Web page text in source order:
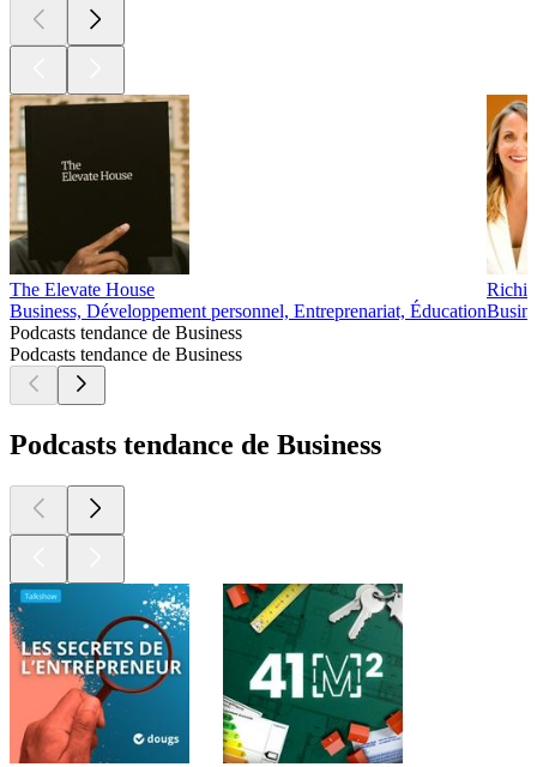
The Elevate House
Business, Développement personnel, Entreprenariat, Éducation
Podcasts tendance de Business
Podcasts tendance de Business
Podcasts tendance de Business